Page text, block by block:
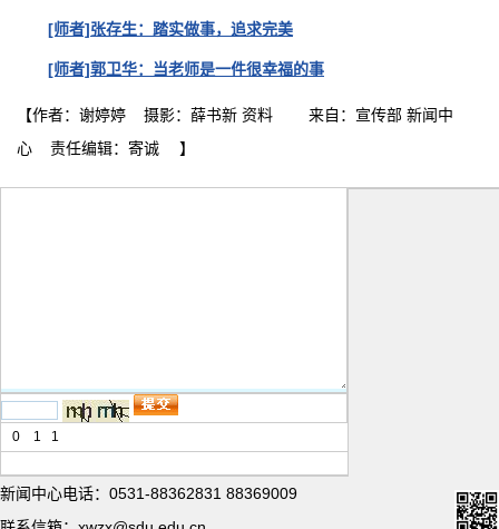
[师者]张存生：踏实做事，追求完美
[师者]郭卫华：当老师是一件很幸福的事
【作者：谢婷婷 摄影：薛书新 资料 来自：宣传部 新闻中
心 责任编辑：寄诚 】
0 1 1
新闻中心电话：0531-88362831 88369009